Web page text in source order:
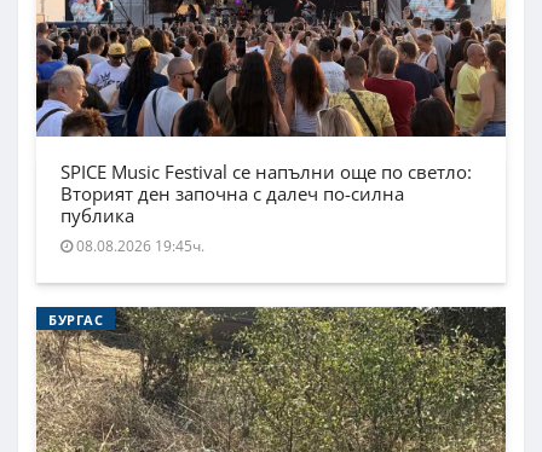
SPICE Music Festival се напълни още по светло:
Вторият ден започна с далеч по-силна
публика
08.08.2026 19:45ч.
БУРГАС